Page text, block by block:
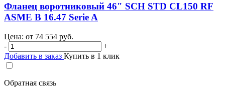
Фланец воротниковый 46" SCH STD CL150 RF
ASME B 16.47 Serie A
Цена: от 74 554 руб.
-
+
Добавить в заказ Купить в 1 клик
Обратная связь